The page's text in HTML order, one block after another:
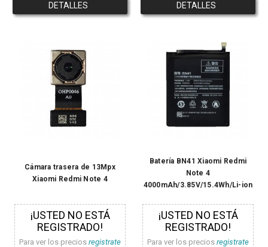
DETALLES DETALLES
Cámara trasera de 13Mpx
Xiaomi Redmi Note 4
¡USTED NO ESTÁ
REGISTRADO!
Para ver los precios registrate
Batería BN41 Xiaomi Redmi
Note 4
4000mAh/3.85V/15.4Wh/Li-ion
¡USTED NO ESTÁ
REGISTRADO!
Para ver los precios registrate